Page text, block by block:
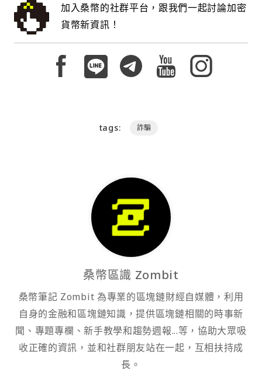
加入桑幣的社群平台，跟我們一起討論加密
貨幣新資訊！
tags: 詐騙
桑幣區識 Zombit
桑幣筆記 Zombit 為專業的區塊鏈財經自媒體，利用
自身的金融和區塊鏈知識，提供區塊鏈相關的時事新
聞、專題專欄、新手教學和趨勢週報...等，協助大眾吸
收正確的資訊，並和社群朋友站在一起，互相扶持成
長。